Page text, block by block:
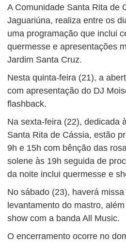
A Comunidade Santa Rita de
Jaguariúna, realiza entre os
uma programação que inclui
quermesse e apresentações
Jardim Santa Cruz.
Nesta quinta-feira (21), a
com apresentação do DJ
flashback.
Na sexta-feira (22), dedicada
Santa Rita de Cássia, estão
9h e 15h com bênção das
solene às 19h seguida de
da noite inclui quermesse e
No sábado (23), haverá
levantamento do mastro,
show com a banda All Music.
O encerramento ocorre no